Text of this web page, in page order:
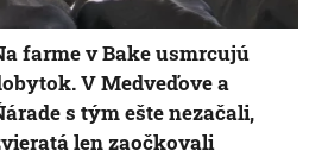
farme v Bake usmrcujú
V Medveďove a
s tým ešte nezačali,
len zaočkovali